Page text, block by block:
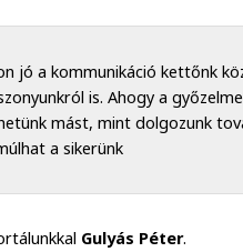
jó a kommunikáció kettőnk
is. Ahogy a
mást, mint dolgozunk
a sikerünk
Gulyás Péter.